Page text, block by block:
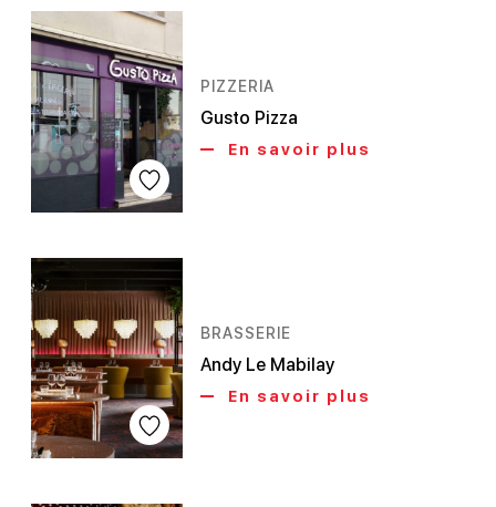
PIZZERIA
Gusto Pizza
En savoir plus
BRASSERIE
Andy Le Mabilay
En savoir plus